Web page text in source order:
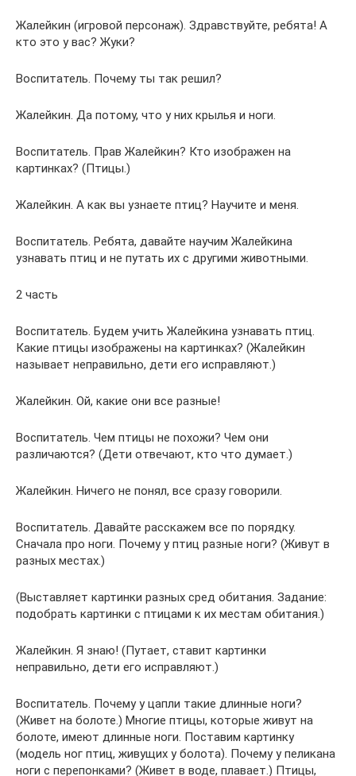
Жалейкин (игровой персонаж). Здравствуйте, ребята! А
кто это у вас? Жуки?
Воспитатель. Почему ты так решил?
Жалейкин. Да потому, что у них крылья и ноги.
Воспитатель. Прав Жалейкин? Кто изображен на
картинках? (Птицы.)
Жалейкин. А как вы узнаете птиц? Научите и меня.
Воспитатель. Ребята, давайте научим Жалейкина
узнавать птиц и не путать их с другими животными.
2 часть
Воспитатель. Будем учить Жалейкина узнавать птиц.
Какие птицы изображены на картинках? (Жалейкин
называет неправильно, дети его исправляют.)
Жалейкин. Ой, какие они все разные!
Воспитатель. Чем птицы не похожи? Чем они
различаются? (Дети отвечают, кто что думает.)
Жалейкин. Ничего не понял, все сразу говорили.
Воспитатель. Давайте расскажем все по порядку.
Сначала про ноги. Почему у птиц разные ноги? (Живут в
разных местах.)
(Выставляет картинки разных сред обитания. Задание:
подобрать картинки с птицами к их местам обитания.)
Жалейкин. Я знаю! (Путает, ставит картинки
неправильно, дети его исправляют.)
Воспитатель. Почему у цапли такие длинные ноги?
(Живет на болоте.) Многие птицы, которые живут на
болоте, имеют длинные ноги. Поставим картинку
(модель ног птиц, живущих у болота). Почему у пеликана
ноги с перепонками? (Живет в воде, плавает.) Птицы,